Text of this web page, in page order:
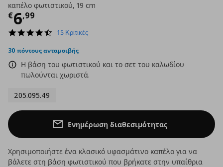
καπέλο φωτιστικού, 19 cm
€6,99
Τρέχουσα τιμή
4.5
rating
15 Κριτικές
30 πόντους ανταμοιβής
Η βάση του φωτιστικού και το σετ του καλωδίου
πωλούνται χωριστά.
205.095.49
Ενημέρωση διαθεσιμότητας
Χρησιμοποιήστε ένα κλασικό υφασμάτινο καπέλο για να
βάλετε στη βάση φωτιστικού που βρήκατε στην υπαίθρια